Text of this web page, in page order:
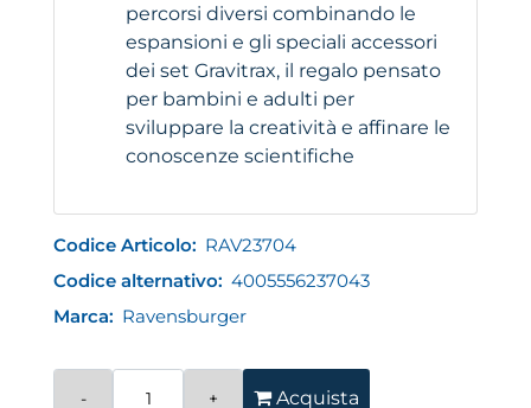
percorsi diversi combinando le
espansioni e gli speciali accessori
dei set Gravitrax, il regalo pensato
per bambini e adulti per
sviluppare la creatività e affinare le
conoscenze scientifiche
Codice Articolo: RAV23704
Codice alternativo: 4005556237043
Marca: Ravensburger
Acquista